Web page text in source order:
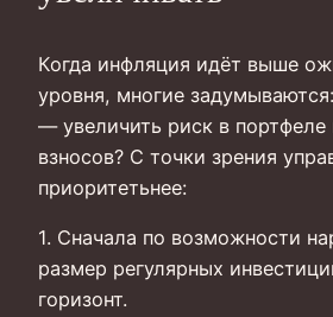
Когда инфляция идёт выше
уровня, многие
— увеличить риск в портфеле
взносов? С точки зрения
приоритетьнее:
1. Сначала по возможности
размер регулярных
горизонт.